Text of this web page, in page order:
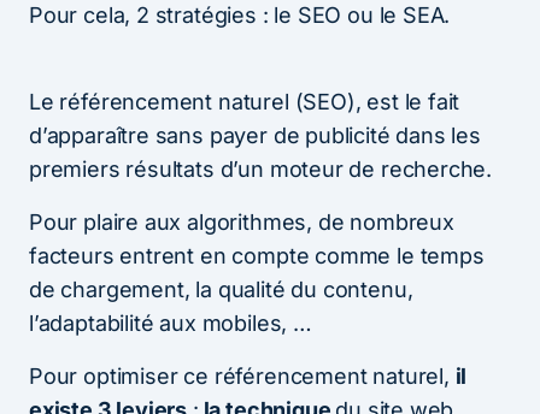
Pour cela, 2 stratégies : le SEO ou le SEA.
Le référencement naturel (SEO), est le fait
d’apparaître sans payer de publicité dans les
premiers résultats d’un moteur de recherche.
Pour plaire aux algorithmes, de nombreux
facteurs entrent en compte comme le temps
de chargement, la qualité du contenu,
l’adaptabilité aux mobiles, …
Pour optimiser ce référencement naturel, il